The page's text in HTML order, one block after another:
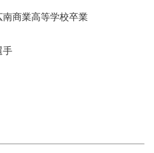
商業高等学校卒業
手